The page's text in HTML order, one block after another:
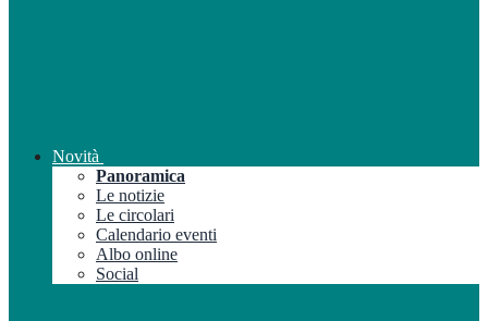
Novità
Panoramica
Le notizie
Le circolari
Calendario eventi
Albo online
Social